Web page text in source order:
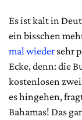
Es ist kalt in
ein bisschen
mal wieder sehr
Ecke, denn: die
kostenlosen
es hingehen,
Bahamas! Das